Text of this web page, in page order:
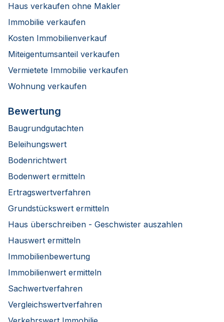
Haus verkaufen ohne Makler
Immobilie verkaufen
Kosten Immobilienverkauf
Miteigentumsanteil verkaufen
Vermietete Immobilie verkaufen
Wohnung verkaufen
Bewertung
Baugrundgutachten
Beleihungswert
Bodenrichtwert
Bodenwert ermitteln
Ertragswertverfahren
Grundstückswert ermitteln
Haus überschreiben - Geschwister auszahlen
Hauswert ermitteln
Immobilienbewertung
Immobilienwert ermitteln
Sachwertverfahren
Vergleichswertverfahren